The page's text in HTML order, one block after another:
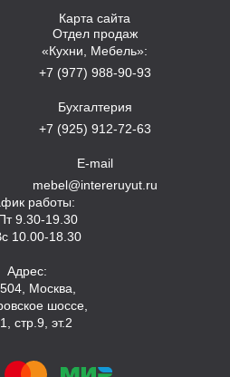
Карта сайта
Отдел продаж
«Кухни, Мебель»:
+7 (977) 988-90-93
Бухгалтерия
+7 (925) 912-72-63
E-mail
mebel@intereruyut.ru
работы:
9.30-19.30
10.00-18.30
Адрес:
Москва,
шоссе,
стр.9, эт.2